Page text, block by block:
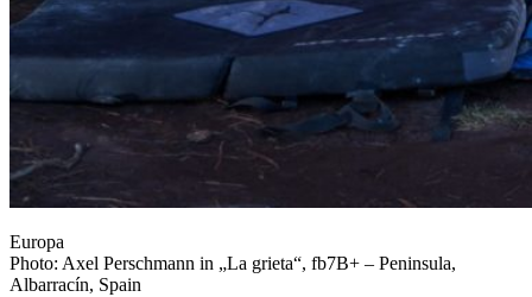
Europa
Photo: Axel Perschmann in „La grieta“, fb7B+ – Peninsula,
Albarracín, Spain